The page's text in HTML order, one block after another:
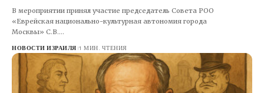
В мероприятии принял участие председатель Совета РОО
«Еврейская национально-культурная автономия города
Москвы» С.В.…
НОВОСТИ ИЗРАИЛЯ 1 МИН. ЧТЕНИЯ